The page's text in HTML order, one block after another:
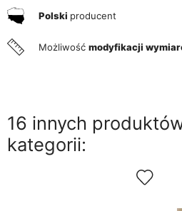
Polski producent
Możliwość modyfikacji
16 innych
kategorii: